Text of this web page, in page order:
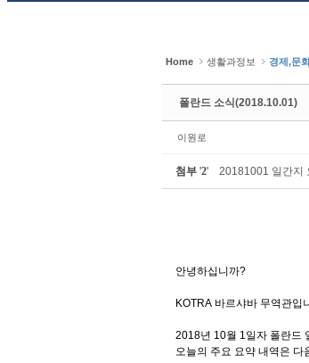
Home 생활과정보 경제,문
폴란드 소식(2018.10.01)
이원로
첨부 '2' 20181001 일간지
안녕하십니까?
KOTRA 바르샤바 무역관입
2018년 10월 1일자 폴란드
오늘의 주요 요약 내역은 다